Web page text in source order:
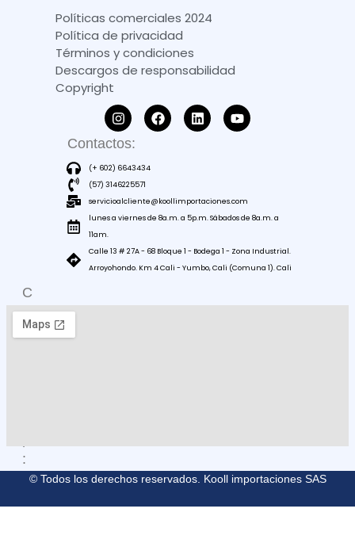
Políticas comerciales 2024
Política de privacidad
Términos y condiciones
Descargos de responsabilidad
Copyright
Contactos:
(+ 602) 6643434
(57) 3146225571
servicioalcliente@koollimportaciones.com
lunes a viernes de 8a.m. a 5p.m. Sábados de 8a.m. a
11am.
Calle 13 # 27A - 68 Bloque 1 - Bodega 1 - Zona Industrial.
Arroyohondo. Km 4 Cali - Yumbo, Cali (Comuna 1). Cali
C
O
M
O
:
© Todos los derechos reservados. Kooll importaciones SAS